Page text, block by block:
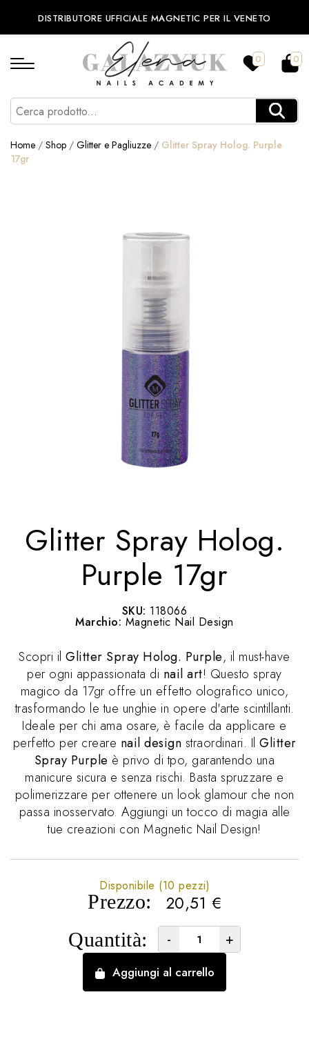
DISTRIBUTORE UFFICIALE MAGNETIC PER IL VENETO
0 0
Home / Shop / Glitter e Pagliuzze / Glitter Spray Holog. Purple
17gr
Glitter Spray Holog.
Purple 17gr
SKU: 118066
Marchio: Magnetic Nail Design
Scopri ilGlitter Spray Holog. Purple, il must-have
per ogni appassionata di nail art! Questo spray
magico da 17gr offre un effetto olografico unico,
trasformando le tue unghie in opere d'arte scintillanti.
Ideale per chi ama osare, è facile da applicare e
perfetto per creare nail design straordinari. Il Glitter
Spray Purple è privo di tpo, garantendo una
manicure sicura e senza rischi. Basta spruzzare e
polimerizzare per ottenere un look glamour che non
passa inosservato. Aggiungi un tocco di magia alle
tue creazioni con Magnetic Nail Design!
Prezzo: 20,51 €
Disponibile (10 pezzi)
Quantità: - +
Aggiungi al carrello